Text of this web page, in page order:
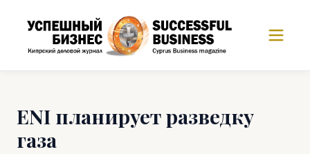
ENI планирует разведку
газа